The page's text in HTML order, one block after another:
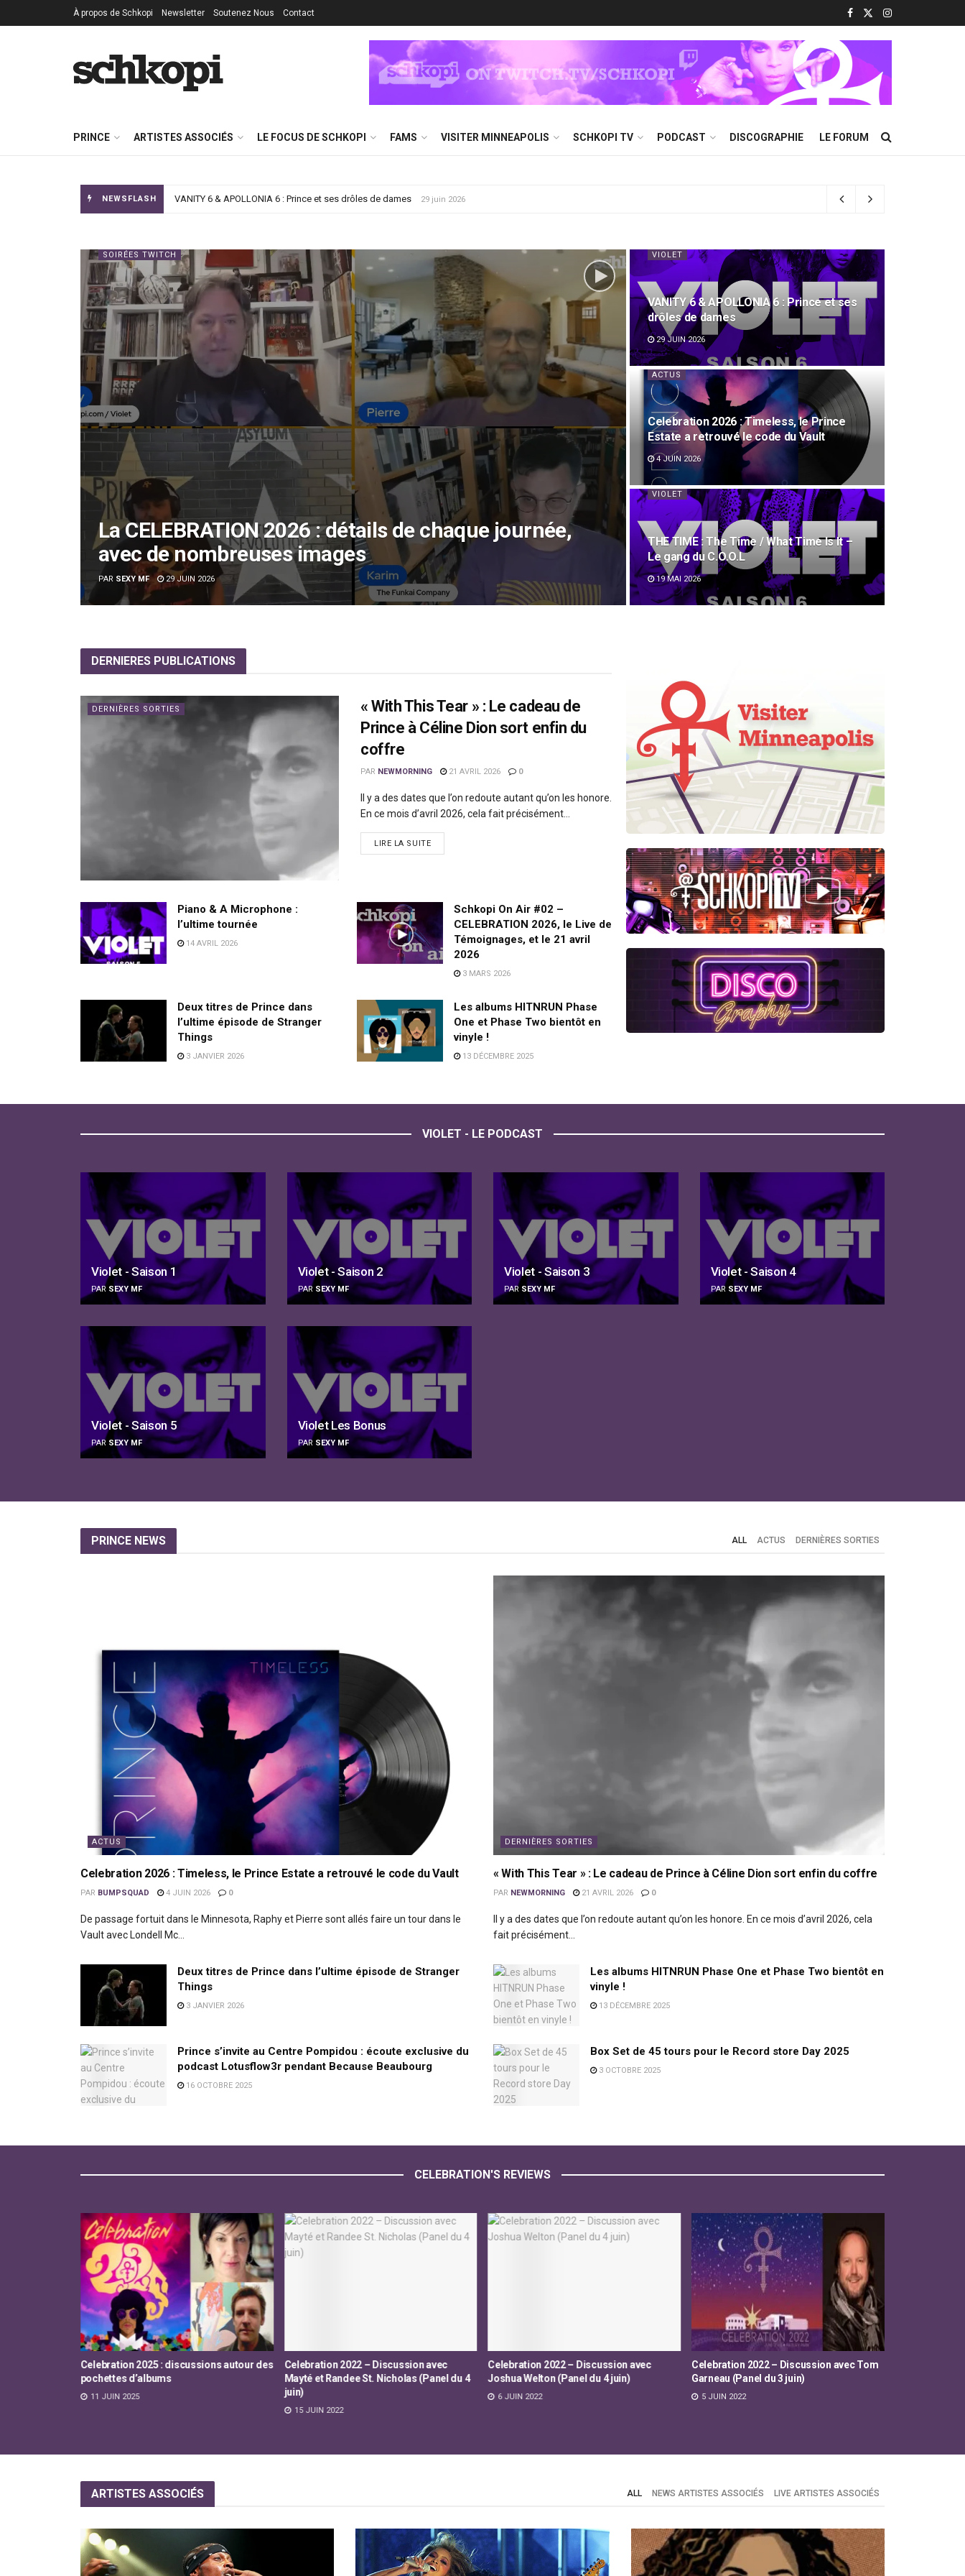
À propos de Schkopi Newsletter Soutenez Nous Contact
PRINCE ARTISTES ASSOCIÉS LE FOCUS DE SCHKOPI FAMS VISITER MINNEAPOLIS SCHKOPI TV PODCAST DISCOGRAPHIE LE FORUM
NEWSFLASH Celebration 2026 : Timeless, le Prince Estate a retrouvé le code du Vault
SOIRÉES TWITCH
La CELEBRATION 2026 : détails de chaque journée,
avec de nombreuses images
PAR SEXY MF 29 JUIN 2026
VIOLET
VANITY 6 & APOLLONIA 6 : Prince et ses
drôles de dames
29 JUIN 2026
ACTUS
Celebration 2026 : Timeless, le Prince
Estate a retrouvé le code du Vault
4 JUIN 2026
VIOLET
THE TIME : The Time / What Time Is It –
Le gang du C.O.O.L
19 MAI 2026
DERNIERES PUBLICATIONS
DERNIÈRES SORTIES
« With This Tear » : Le cadeau de
Prince à Céline Dion sort enfin du
coffre
PAR NEWMORNING 21 AVRIL 2026 0
Il y a des dates que l’on redoute autant qu’on les honore.
En ce mois d’avril 2026, cela fait précisément...
LIRE LA SUITE
Piano & A Microphone :
l’ultime tournée
14 AVRIL 2026
Schkopi On Air #02 –
CELEBRATION 2026, le Live de
Témoignages, et le 21 avril
2026
3 MARS 2026
Deux titres de Prince dans
l’ultime épisode de Stranger
Things
3 JANVIER 2026
Les albums HITNRUN Phase
One et Phase Two bientôt en
vinyle !
13 DÉCEMBRE 2025
VIOLET - LE PODCAST
Violet - Saison 1
PAR SEXY MF
Violet - Saison 2
PAR SEXY MF
Violet - Saison 3
PAR SEXY MF
Violet - Saison 4
PAR SEXY MF
Violet - Saison 5
PAR SEXY MF
Violet Les Bonus
PAR SEXY MF
PRINCE NEWS ALL ACTUS DERNIÈRES SORTIES
ACTUS
Celebration 2026 : Timeless, le Prince Estate a retrouvé le code du Vault
PAR BUMPSQUAD 4 JUIN 2026 0
De passage fortuit dans le Minnesota, Raphy et Pierre sont allés faire un tour dans le
Vault avec Londell Mc...
DERNIÈRES SORTIES
« With This Tear » : Le cadeau de Prince à Céline Dion sort enfin du coffre
PAR NEWMORNING 21 AVRIL 2026 0
Il y a des dates que l’on redoute autant qu’on les honore. En ce mois d’avril 2026, cela
fait précisément...
Deux titres de Prince dans l’ultime épisode de Stranger
Things
3 JANVIER 2026
Les albums HITNRUN Phase One et Phase Two bientôt en
vinyle !
13 DÉCEMBRE 2025
Prince s’invite au Centre Pompidou : écoute exclusive du
podcast Lotusflow3r pendant Because Beaubourg
16 OCTOBRE 2025
Box Set de 45 tours pour le Record store Day 2025
3 OCTOBRE 2025
CELEBRATION'S REVIEWS
Celebration 2022 – Discussion avec
Mayté et Randee St. Nicholas (Panel du 4
juin)
Celebration 2022 – Discussion avec
Joshua Welton (Panel du 4 juin)
6 JUIN 2022
Celebration 2022 – Discussion avec Tom
Garneau (Panel du 3 juin)
5 JUIN 2022
Celebration 2025 : discussion avec The
Family / FDeluxe
12 JUIN 2025
ARTISTES ASSOCIÉS ALL NEWS ARTISTES ASSOCIÉS LIVE ARTISTES ASSOCIÉS